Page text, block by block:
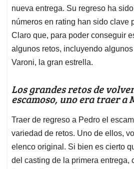
nueva entrega. Su regreso ha
números en rating han sido clave
Claro que, para poder conseguir
algunos retos, incluyendo
Varoni, la gran estrella.
Los grandes retos de
escamoso, uno era traer a
Traer de regreso a Pedro el
variedad de retos. Uno de ellos,
elenco original. Si bien es cierto
del casting de la primera entrega,